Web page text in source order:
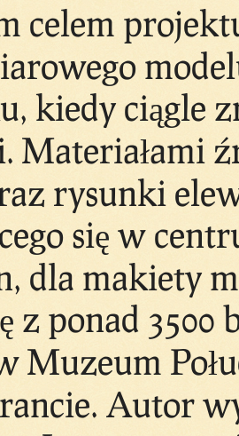
celem
kiedy ciągle
Materiałami
rysunki
się w
dla makiety
z ponad
Muzeum
Autor